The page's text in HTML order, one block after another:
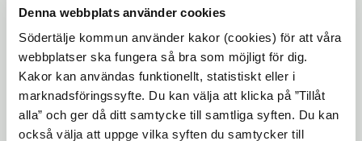
Denna webbplats använder cookies
Södertälje kommun använder kakor (cookies) för att våra
webbplatser ska fungera så bra som möjligt för dig.
Kakor kan användas funktionellt, statistiskt eller i
marknadsföringssyfte. Du kan välja att klicka på ”Tillåt
alla” och ger då ditt samtycke till samtliga syften. Du kan
också välja att uppge vilka syften du samtycker till
Wahlströms stadskarta över Södertälje, med
röd markering där huset har stått.